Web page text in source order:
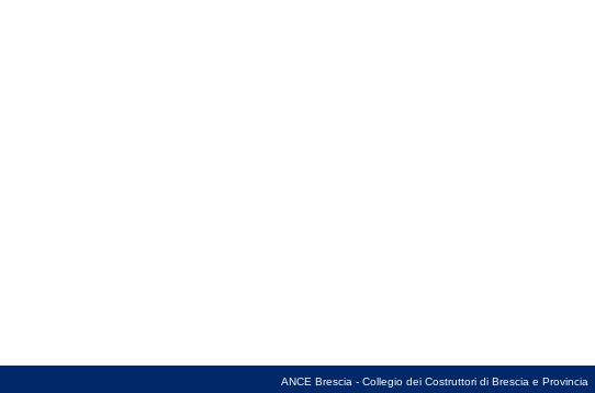
ANCE Brescia - Collegio dei Costruttori di Brescia e Provincia